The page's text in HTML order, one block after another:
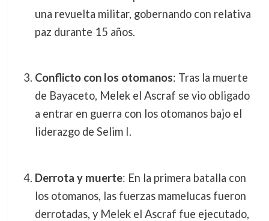
una revuelta militar, gobernando con relativa
paz durante 15 años.
Conflicto con los otomanos: Tras la muerte
de Bayaceto, Melek el Ascraf se vio obligado
a entrar en guerra con los otomanos bajo el
liderazgo de Selim I.
Derrota y muerte: En la primera batalla con
los otomanos, las fuerzas mamelucas fueron
derrotadas, y Melek el Ascraf fue ejecutado,